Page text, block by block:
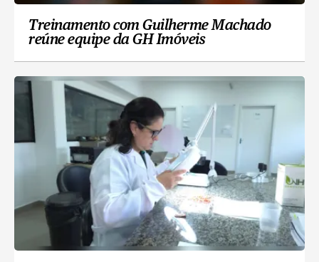
Treinamento com Guilherme Machado
reúne equipe da GH Imóveis